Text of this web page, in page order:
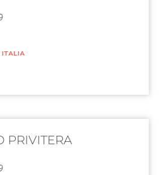
ITALIA
PRIVITERA